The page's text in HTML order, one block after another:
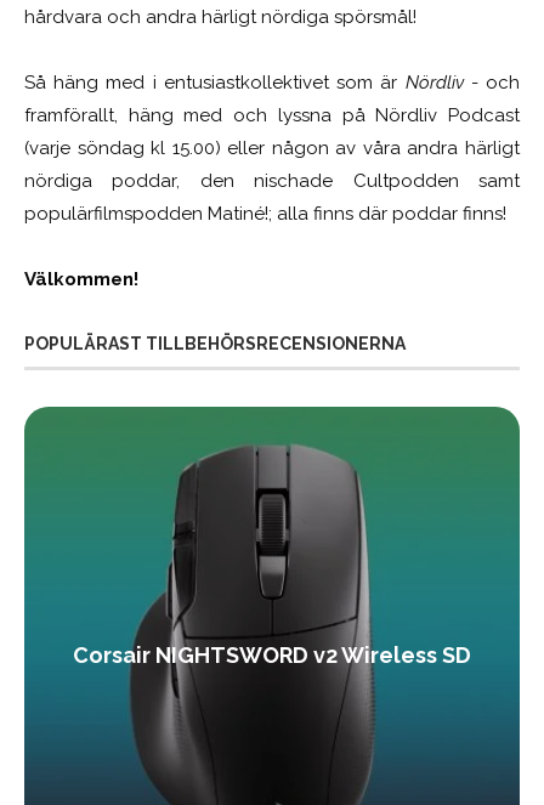
hårdvara och andra härligt nördiga spörsmål!
Så häng med i entusiastkollektivet som är Nördliv- och
framförallt, häng med och lyssna på Nördliv Podcast
(varje söndag kl 15.00) eller någon av våra andra härligt
nördiga poddar, den nischade Cultpodden samt
populärfilmspodden Matiné!; alla finns där poddar finns!
Välkommen!
POPULÄRAST TILLBEHÖRSRECENSIONERNA
Corsair NIGHTSWORD v2 Wireless SD